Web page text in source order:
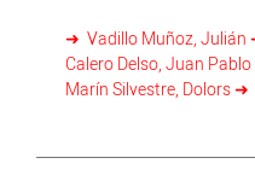
Vadillo Muñoz, Julián
Calero Delso, Juan Pablo
Marín Silvestre, Dolors